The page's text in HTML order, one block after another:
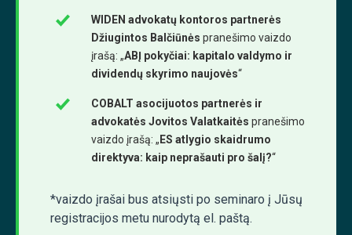
WIDEN advokatų kontoros partnerės
Džiugintos Balčiūnės pranešimo vaizdo
įrašą: „ABĮ pokyčiai: kapitalo valdymo ir
dividendų skyrimo naujovės“
COBALT asocijuotos partnerės ir
advokatės Jovitos Valatkaitės pranešimo
vaizdo įrašą: „ ES atlygio skaidrumo
direktyva: kaip neprašauti pro šalį?“
*vaizdo įrašai bus atsiųsti po seminaro į Jūsų
registracijos metu nurodytą el. paštą.